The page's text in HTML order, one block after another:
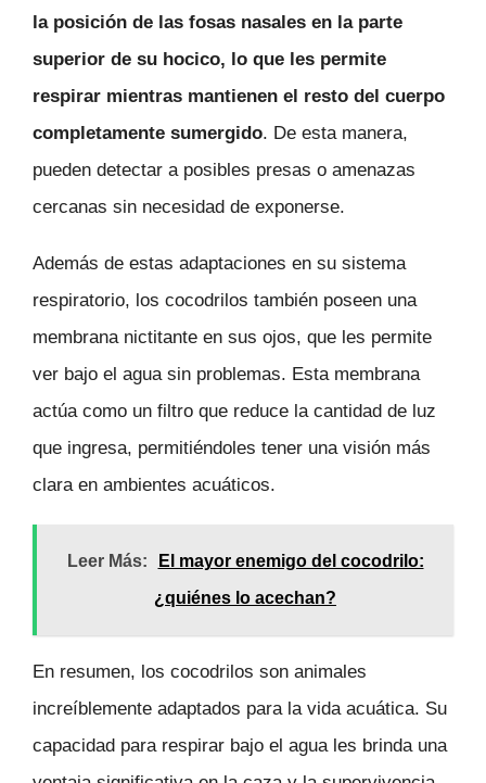
la posición de las fosas nasales en la parte
superior de su hocico, lo que les permite
respirar mientras mantienen el resto del cuerpo
completamente sumergido. De esta manera,
pueden detectar a posibles presas o amenazas
cercanas sin necesidad de exponerse.
Además de estas adaptaciones en su sistema
respiratorio, los cocodrilos también poseen una
membrana nictitante en sus ojos, que les permite
ver bajo el agua sin problemas. Esta membrana
actúa como un filtro que reduce la cantidad de luz
que ingresa, permitiéndoles tener una visión más
clara en ambientes acuáticos.
Leer Más:
El mayor enemigo del cocodrilo:
¿quiénes lo acechan?
En resumen, los cocodrilos son animales
increíblemente adaptados para la vida acuática. Su
capacidad para respirar bajo el agua les brinda una